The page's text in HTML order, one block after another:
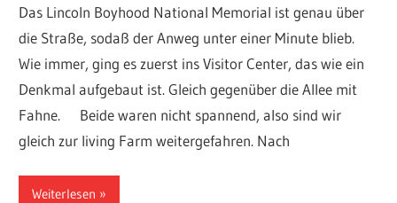
Das Lincoln Boyhood National Memorial ist genau über
die Straße, sodaß der Anweg unter einer Minute blieb.
Wie immer, ging es zuerst ins Visitor Center, das wie ein
Denkmal aufgebaut ist. Gleich gegenüber die Allee mit
Fahne. Beide waren nicht spannend, also sind wir
gleich zur living Farm weitergefahren. Nach
Weiterlesen